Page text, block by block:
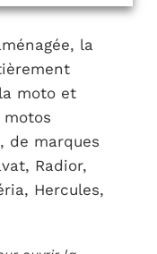
la
moto et
de marques
Radior,
Hercules,